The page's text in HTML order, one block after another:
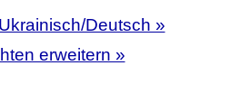
Deutsch »
erweitern »